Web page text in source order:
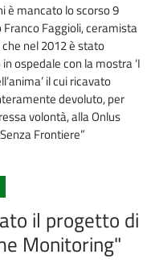
è mancato lo scorso 9
Faggioli, ceramista
nel 2012 è stato
ospedale con la mostra ‘I
il cui ricavato
devoluto, per
volontà, alla Onlus
Frontiere”
il progetto di
Monitoring"